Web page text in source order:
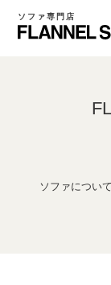
ソファ専門店
ソファについ